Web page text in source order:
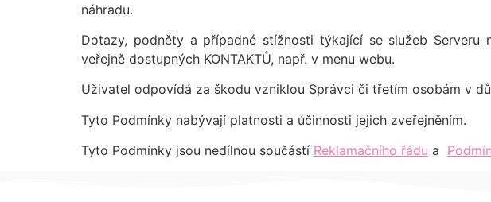
náhradu.
Dotazy, podněty a případné stížnosti týkající se služeb Serveru
veřejně dostupných KONTAKTŮ, např. v menu webu.
Uživatel odpovídá za škodu vzniklou Správci či třetím osobám v
Tyto Podmínky nabývají platnosti a účinnosti jejich zveřejněním.
Tyto Podmínky jsou nedílnou součástí Reklamačního řádu a